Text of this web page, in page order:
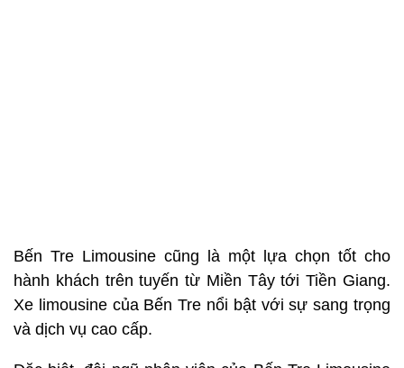
Bến Tre Limousine cũng là một lựa chọn tốt cho
hành khách trên tuyến từ Miền Tây tới Tiền Giang.
Xe limousine của Bến Tre nổi bật với sự sang trọng
và dịch vụ cao cấp.